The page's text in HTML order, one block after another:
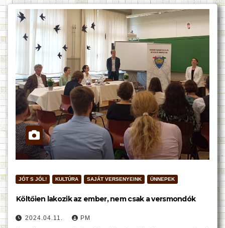
JÓT S JÓL! KULTÚRA SAJÁT VERSENYEINK ÜNNEPEK
Költőien lakozik az ember, nem csak a versmondók
2024.04.11. PM